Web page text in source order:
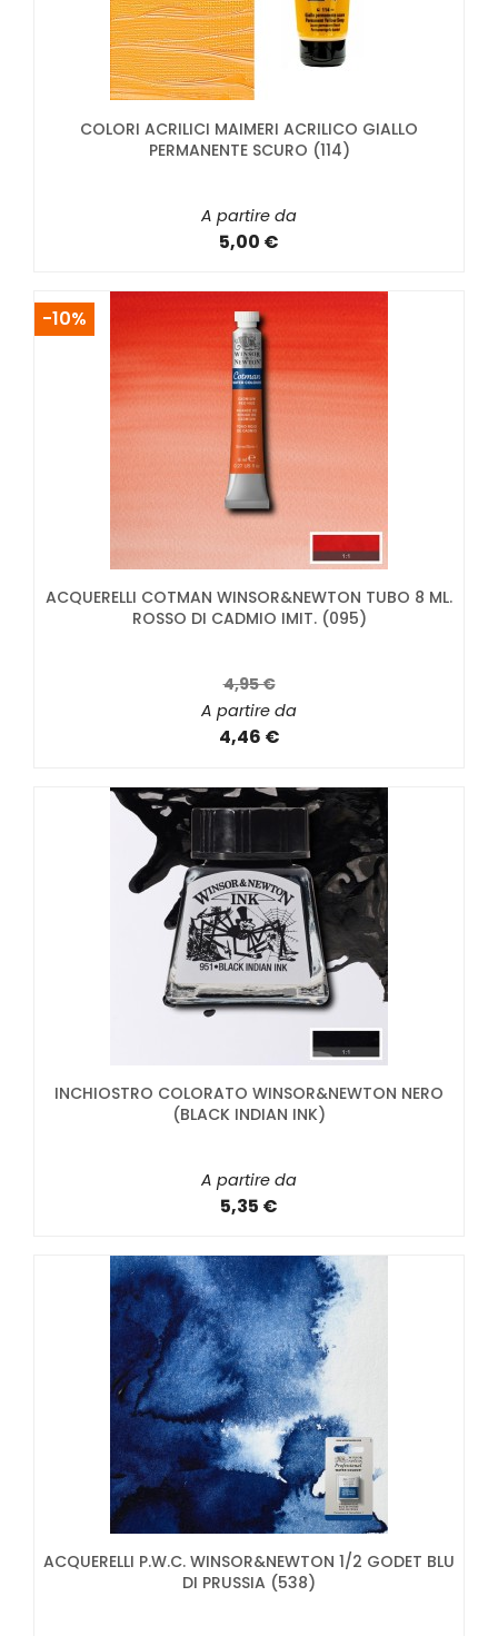
COLORI ACRILICI MAIMERI ACRILICO GIALLO
PERMANENTE SCURO (114)
A partire da
5,00 €
ACQUERELLI COTMAN WINSOR&NEWTON TUBO 8 ML.
ROSSO DI CADMIO IMIT. (095)
4,95 €
A partire da
4,46 €
-10%
INCHIOSTRO COLORATO WINSOR&NEWTON NERO
(BLACK INDIAN INK)
A partire da
5,35 €
ACQUERELLI P.W.C. WINSOR&NEWTON 1/2 GODET BLU
DI PRUSSIA (538)